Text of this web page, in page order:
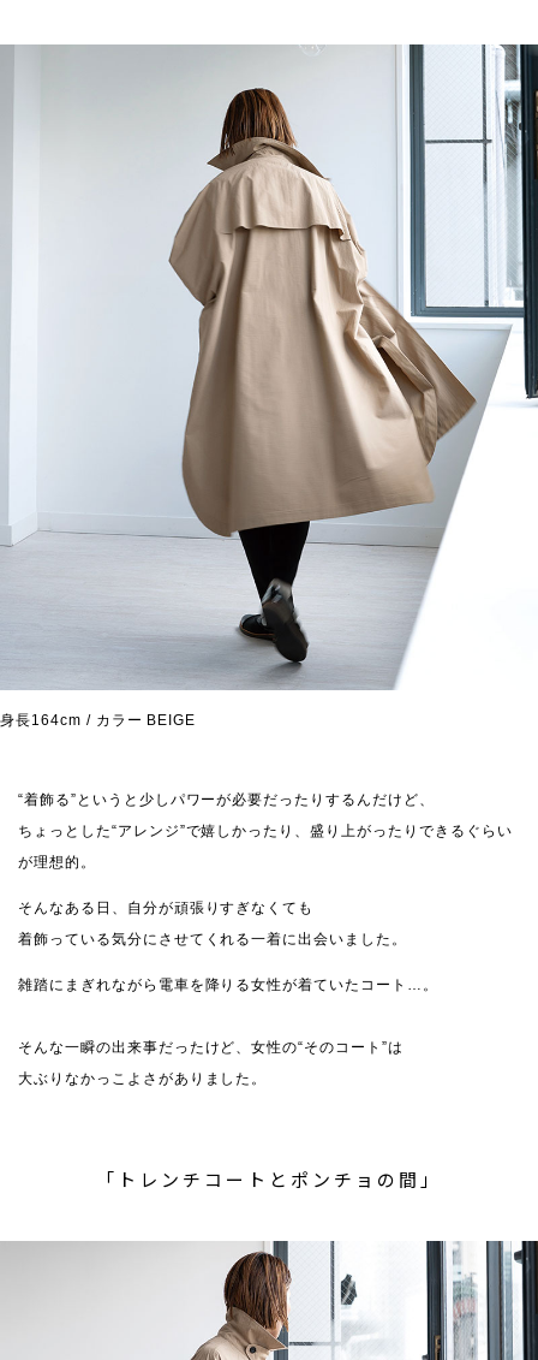
身長164cm / カラー BEIGE
“着飾る”というと少しパワーが必要だったりするんだけど、
ちょっとした“アレンジ”で嬉しかったり、盛り上がったりできるぐらい
が理想的。
そんなある日、自分が頑張りすぎなくても
着飾っている気分にさせてくれる一着に出会いました。
雑踏にまぎれながら電車を降りる女性が着ていたコート…。
そんな一瞬の出来事だったけど、女性の“そのコート”は
大ぶりなかっこよさがありました。
「トレンチコートとポンチョの間」